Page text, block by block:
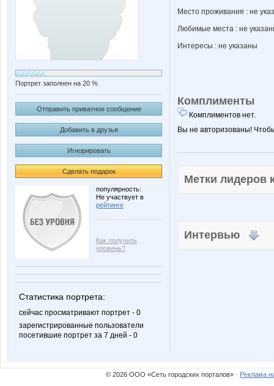
Портрет заполнен на 20 %
Отправить приватное сообщение
Добавить в друзья
Игнорировать
Сделать подарок
популярность:
Не участвует в
рейтинге
Как получить
уровень?
Статистика портрета:
сейчас просматривают портрет - 0
зарегистрированные пользователи
посетившие портрет за 7 дней - 0
Место проживания : не
Любимые места : не
Интересы : не указаны
Комплименты
Комплиментов нет.
Вы не авторизованы!
Метки
Интервью
© 2026 ООО «Сеть городских порталов» · Реклама